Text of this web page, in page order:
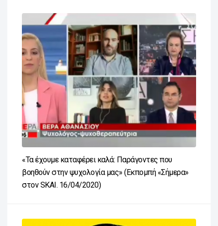
«Τα έχουμε καταφέρει καλά: Παράγοντες που
βοηθούν στην ψυχολογία μας» (Εκπομπή «Σήμερα»
στον SKAI. 16/04/2020)